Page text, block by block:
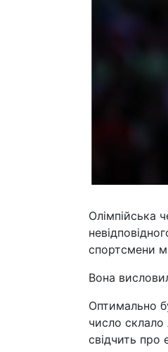
Олімпійська
спортсмени
Вона
Оптимально
число склало
свідчить про